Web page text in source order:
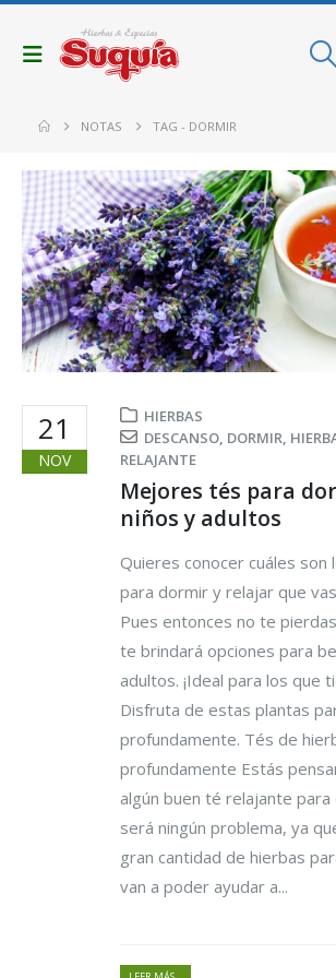
NOTAS TAG - DORMIR
21
NOV
HIERBAS
DESCANSO, DORMIR,
RELAJANTE
Mejores tés para
niños y adultos
Quieres conocer cuáles
para dormir y relajar que
Pues entonces no te
te brindará opciones para
adultos. ¡Ideal para los que
Disfruta de estas plantas
profundamente. Tés de
profundamente Estás
algún buen té relajante para
será ningún problema, ya
gran cantidad de hierbas
van a poder ayudar a...